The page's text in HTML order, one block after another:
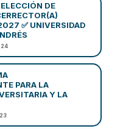
DE
✅ UNIVERSIDAD
PARA LA
Y LA